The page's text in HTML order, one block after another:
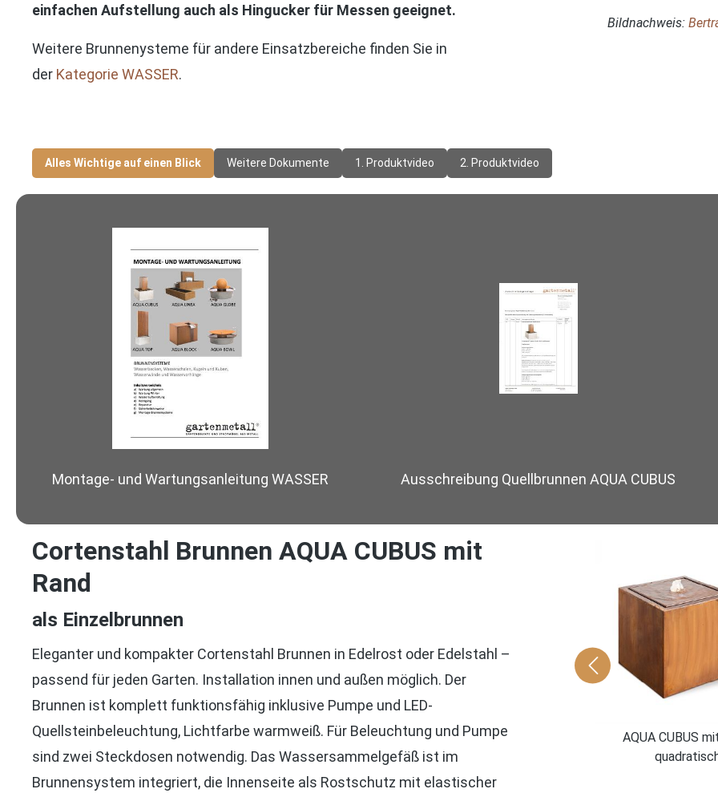
einfachen Aufstellung auch als Hingucker für Messen geeignet.
Weitere Brunnenysteme für andere Einsatzbereiche finden Sie in
der Kategorie WASSER.
Bildnachweis:
Alles Wichtige auf einen Blick Weitere Dokumente 1. Produktvideo 2. Produktvideo
Montage- und Wartungsanleitung WASSER Ausschreibung Quellbrunnen AQUA CUBUS
Cortenstahl Brunnen AQUA CUBUS mit
Rand
als Einzelbrunnen
Eleganter und kompakter Cortenstahl Brunnen in Edelrost oder Edelstahl –
passend für jeden Garten. Installation innen und außen möglich. Der
Brunnen ist komplett funktionsfähig inklusive Pumpe und LED-
Quellsteinbeleuchtung, Lichtfarbe warmweiß. Für Beleuchtung und Pumpe
sind zwei Steckdosen notwendig. Das Wassersammelgefäß ist im
Brunnensystem integriert, die Innenseite als Rostschutz mit elastischer
mit Rand
AQUA CUBUS mit Rand rund
AQUA CUBUS mit Rand, Technik
AQUA CUBUS